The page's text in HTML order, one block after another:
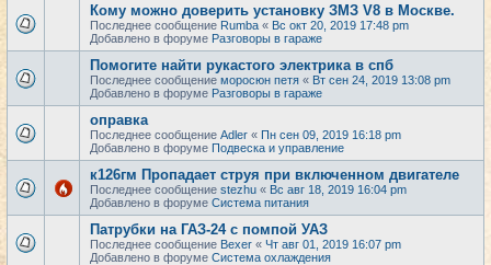
Кому можно доверить установку ЗМЗ V8 в Москве.
Последнее сообщение Rumba « Вс окт 20, 2019 17:48 pm
Добавлено в форуме Разговоры в гараже
Помогите найти рукастого электрика в спб
Последнее сообщение моросюн петя « Вт сен 24, 2019 13:08 pm
Добавлено в форуме Разговоры в гараже
оправка
Последнее сообщение Adler « Пн сен 09, 2019 16:18 pm
Добавлено в форуме Подвеска и управление
к126гм Пропадает струя при включенном двигателе
Последнее сообщение stezhu « Вс авг 18, 2019 16:04 pm
Добавлено в форуме Система питания
Патрубки на ГАЗ-24 с помпой УАЗ
Последнее сообщение Bexer « Чт авг 01, 2019 16:07 pm
Добавлено в форуме Система охлаждения